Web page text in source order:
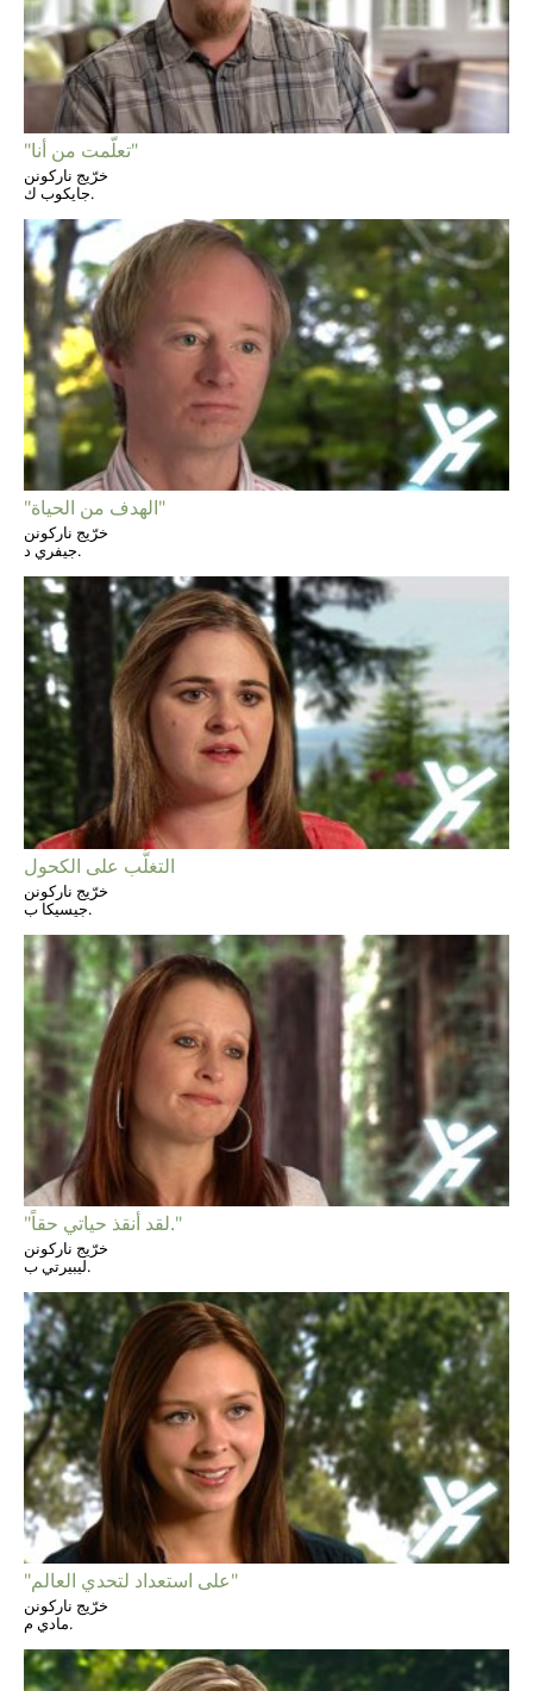
"تعلّمت من أنا"
خرّيج ناركونن
جايكوب ك.
"الهدف من الحياة"
خرّيج ناركونن
جيفري د.
التغلُّب على الكحول
خرّيج ناركونن
جيسيكا ب.
"لقد أنقذ حياتي حقاً."
خرّيج ناركونن
ليبيرتي ب.
"على استعداد لتحدي العالم"
خرّيج ناركونن
مادي م.